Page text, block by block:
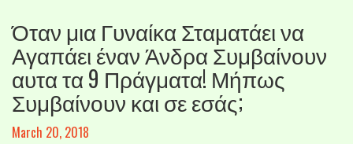
Όταν μια Γυναίκα Σταματάει να
Αγαπάει έναν Άνδρα Συμβαίνουν
αυτα τα 9 Πράγματα! Μήπως
Συμβαίνουν και σε εσάς;
March 20, 2018